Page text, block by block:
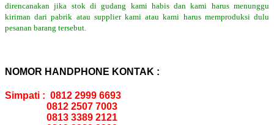
direncanakan jika stok di gudang kami habis dan kami harus menunggu
kiriman dari pabrik atau supplier kami atau kami harus memproduksi dulu
pesanan barang tersebut.
NOMOR HANDPHONE KONTAK :
Simpati : 0812 2999 6693
0812 2507 7003
0813 3389 2121